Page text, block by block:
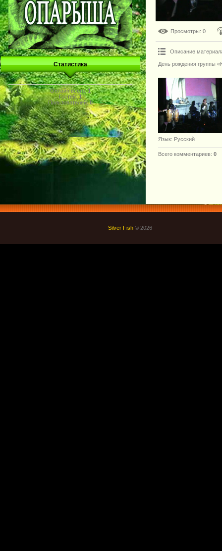
Статистика
Онлайн всего:1
Гостей:1
Пользователей:0
Просмотры: 0
Описание
День рождения группы
Язык: Русский
Всего комментариев: 0
Silver Fish © 2026